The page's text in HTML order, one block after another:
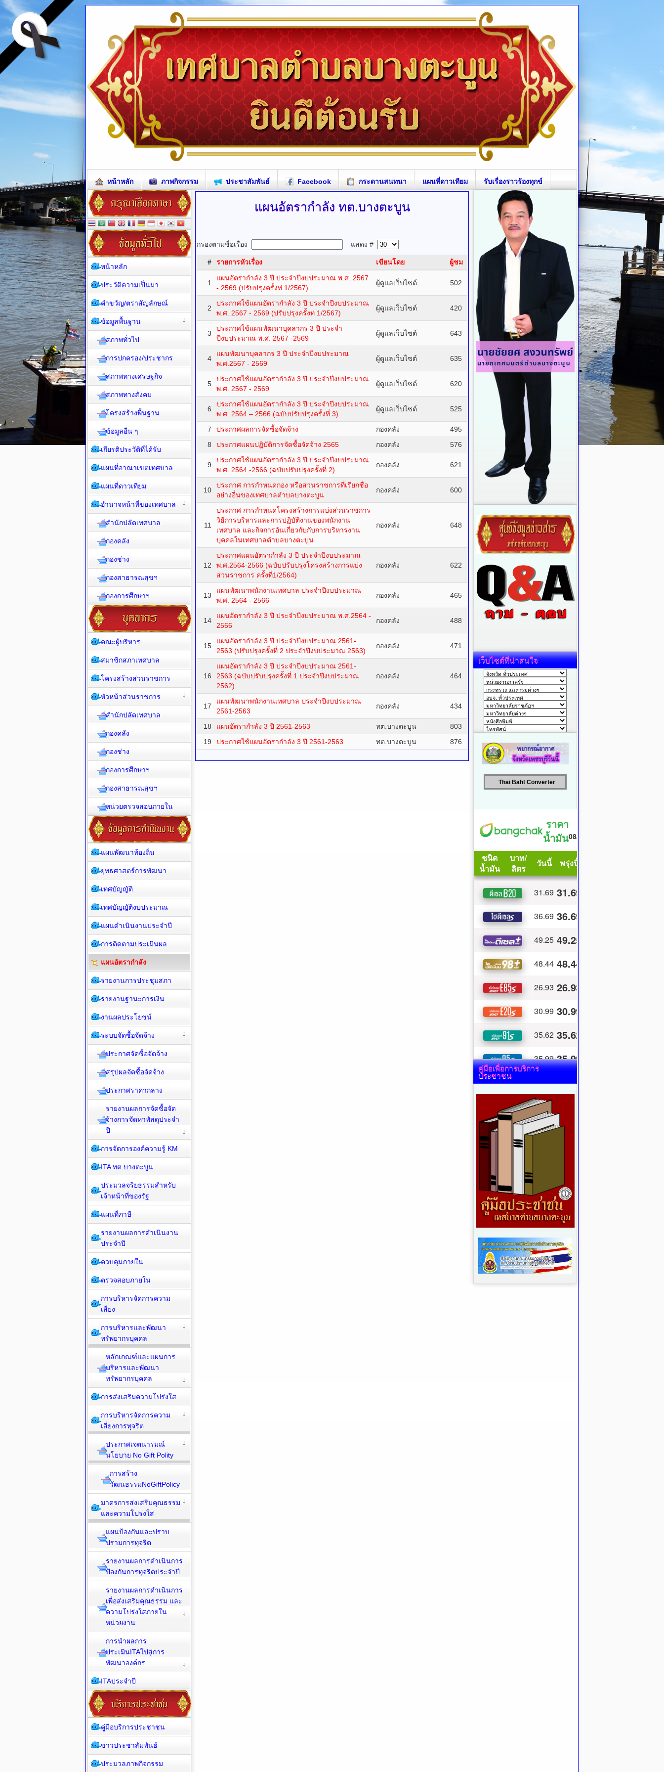
หน้าหลัก ภาพกิจกรรม ประชาสัมพันธ์ Facebook กระดานสนทนา แผนที่ดาวเทียม รับเรื่องราวร้องทุกข์
แผนอัตรากำลัง ทต.บางตะบูน
กรองตามชื่อเรื่อง แสดง #
# รายการหัวเรื่อง เขียนโดย ผู้ชม
1
แผนอัตรากำลัง 3 ปี ประจำปีงบประมาณ พ.ศ. 2567
- 2569 (ปรับปรุงครั้งท่ 1/2567)
ผู้ดูแลเว็บไซต์ 502
2
ประกาศใช้แผนอัตรากำลัง 3 ปี ประจำปีงบประมาณ
พ.ศ. 2567 - 2569 (ปรับปรุงครั้งท่ 1/2567)
ผู้ดูแลเว็บไซต์ 420
3
ประกาศใช้แผนพัฒนาบุคลากร 3 ปี ประจำ
ปีงบประมาณ พ.ศ. 2567 -2569
ผู้ดูแลเว็บไซต์ 643
4
แผนพัฒนาบุคลากร 3 ปี ประจำปีงบประมาณ
พ.ศ.2567 - 2569
ผู้ดูแลเว็บไซต์ 635
5
ประกาศใช้แผนอัตรากำลัง 3 ปี ประจำปีงบประมาณ
พ.ศ. 2567 - 2569
ผู้ดูแลเว็บไซต์ 620
6
ประกาศใช้แผนอัตรากำลัง 3 ปี ประจำปีงบประมาณ
พ.ศ. 2564 – 2566 (ฉบับปรับปรุงครั้งที่ 3)
ผู้ดูแลเว็บไซต์ 525
7 ประกาศผลการจัดซื้อจัดจ้าง กองคลัง
495
8
ประกาศแผนปฏิบัติการจัดซื้อจัดจ้าง 2565 กองคลัง 576
9
ประกาศใช้แผนอัตรากำลัง 3 ปี ประจำปีงบประมาณ
พ.ศ. 2564 -2566 (ฉบับปรับปรุงครั้งที่ 2)
กองคลัง 621
10
ประกาศ การกำหนดกอง หรือส่วนราชการที่เรียกชื่อ
อย่างอื่นของเทศบาลตำบลบางตะบูน
กองคลัง 600
11
ประกาศ การกำหนดโครงสร้างการแบ่งส่วนราชการ
วิธีการบริหารและการปฏิบัติงานของพนักงาน
เทศบาล และกิจการอันเกี่ยวกับกับการบริหารงาน
บุคคลในเทศบาลตำบลบางตะบูน
กองคลัง 648
12
ประกาศแผนอัตรากำลัง 3 ปี ประจำปีงบประมาณ
พ.ศ.2564-2566 (ฉบับปรับปรุงโครงสร้างการแบ่ง
ส่วนราชการ ครั้งที่1/2564)
กองคลัง 622
13
แผนพัฒนาพนักงานเทศบาล ประจำปีงบประมาณ
พ.ศ. 2564 - 2566
กองคลัง 465
14
แผนอัตรากำลัง 3 ปี ประจำปีงบประมาณ พ.ศ.2564 -
2566
กองคลัง 488
15
แผนอัตรากำลัง 3 ปี ประจำปีงบประมาณ 2561-
2563 (ปรับปรุงครั้งที่ 2 ประจำปีงบประมาณ 2563)
กองคลัง 471
16
แผนอัตรากำลัง 3 ปี ประจำปีงบประมาณ 2561-
2563 (ฉบับปรับปรุงครั้งที่ 1 ประจำปีงบประมาณ
2562)
กองคลัง 464
17
แผนพัฒนาพนักงานเทศบาล ประจำปีงบประมาณ
2561-2563
กองคลัง 434
18 แผนอัตรากำลัง 3 ปี 2561-2563 ทต.บางตะบูน
803
19
ประกาศใช้แผนอัตรากำลัง 3 ปี 2561-2563 ทต.บางตะบูน 876
หน้าหลัก
ประวัติความเป็นมา
คำขวัญ/ตราสัญลักษณ์
ข้อมูลพื้นฐาน
สภาพทั่วไป
การปกครอง/ประชากร
สภาพทางเศรษฐกิจ
สภาพทางสังคม
โครงสร้างพื้นฐาน
ข้อมูลอื่น ๆ
เกียรติประวัติที่ได้รับ
แผนที่อาณาเขตเทศบาล
แผนที่ดาวเทียม
อำนาจหน้าที่ของเทศบาล
สำนักปลัดเทศบาล
กองคลัง
กองช่าง
กองสาธารณสุขฯ
กองการศึกษาฯ
คณะผู้บริหาร
สมาชิกสภาเทศบาล
โครงสร้างส่วนราชการ
หัวหน้าส่วนราชการ
สำนักปลัดเทศบาล
กองคลัง
กองช่าง
กองการศึกษาฯ
กองสาธารณสุขฯ
หน่วยตรวจสอบภายใน
แผนพัฒนาท้องถิ่น
ยุทธศาสตร์การพัฒนา
เทศบัญญัติ
เทศบัญญัติงบประมาณ
แผนดำเนินงานประจำปี
การติดตามประเมินผล
แผนอัตรากำลัง
รายงานการประชุมสภา
รายงานฐานะการเงิน
งานผลประโยชน์
ระบบจัดซื้อจัดจ้าง
ประกาศจัดซื้อจัดจ้าง
สรุปผลจัดซื้อจัดจ้าง
ประกาศราคากลาง
รายงานผลการจัดซื้อจัด
จ้างการจัดหาพัสดุประจำ
ปี
การจัดการองค์ความรู้ KM
ITA ทต.บางตะบูน
ประมวลจริยธรรมสำหรับ
เจ้าหน้าที่ของรัฐ
แผนที่ภาษี
รายงานผลการดำเนินงาน
ประจำปี
ควบคุมภายใน
ตรวจสอบภายใน
การบริหารจัดการความ
เสี่ยง
การบริหารและพัฒนา
ทรัพยากรบุคคล
หลักเกณฑ์และแผนการ
บริหารและพัฒนา
ทรัพยากรบุคคล
การส่งเสริมความโปร่งใส
การบริหารจัดการความ
เสี่ยงการทุจริต
ประกาศเจตนารมณ์
นโยบาย No Gift Polity
การสร้าง
วัฒนธรรมNoGiftPolicy
มาตรการส่งเสริมคุณธรรม
และความโปร่งใส
แผนป้องกันและปราบ
ปรามการทุจริต
รายงานผลการดำเนินการ
ป้องกันการทุจริตประจำปี
รายงานผลการดำเนินการ
เพื่อส่งเสริมคุณธรรม และ
ความโปร่งใสภายใน
หน่วยงาน
การนำผลการ
ประเมินITAไปสู่การ
พัฒนาองค์กร
ITAประจำปี
คู่มือบริการประชาชน
ข่าวประชาสัมพันธ์
ประมวลภาพกิจกรรม
เว็บไซต์ที่น่าสนใจ
Thai Baht Converter
คู่มือเพื่อการบริการ
ประชาชน